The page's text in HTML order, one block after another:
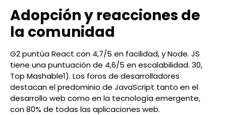
Adopción y reacciones de
la comunidad
G2 puntúa React con 4,7/5 en facilidad, y Node. JS
tiene una puntuación de 4,6/5 en escalabilidad. 30,
Top Mashable1). Los foros de desarrolladores
destacan el predominio de JavaScript tanto en el
desarrollo web como en la tecnología emergente,
con 80% de todas las aplicaciones web.